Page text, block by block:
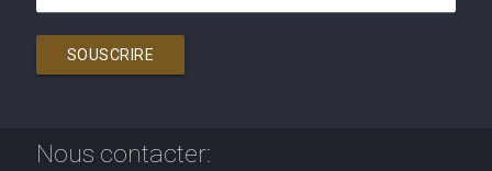
SOUSCRIRE
Nous contacter: